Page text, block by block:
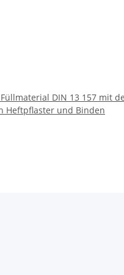
DIN 13 157 mit
Heftpflaster und Binden